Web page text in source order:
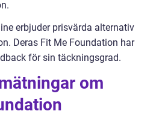
erbjuder prisvärda alternativ
Deras Fit Me Foundation har
för sin täckningsgrad.
om